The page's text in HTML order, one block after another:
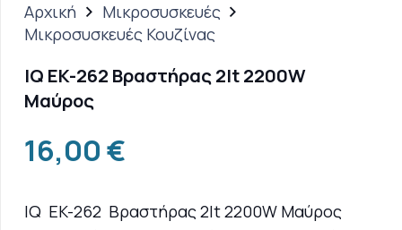
Αρχική
Μικροσυσκευές
Μικροσυσκευές Κουζίνας
IQ EK-262 Βραστήρας 2lt 2200W
Μαύρος
16,00€
IQ EK-262 Βραστήρας 2lt 2200W Μαύρος